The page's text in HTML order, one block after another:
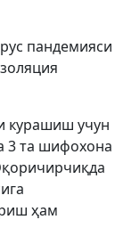
пандемияси
курашиш учун
3 та шифохона
ҳам